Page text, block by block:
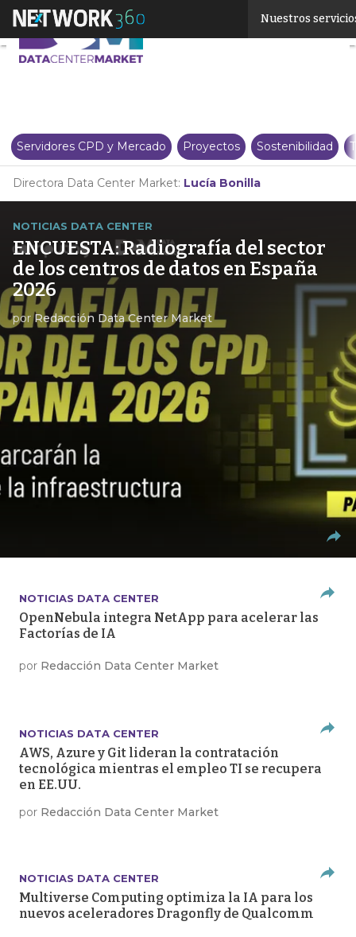
Nuestros
Servidores CPD y Mercado Proyectos Sostenibilidad
Directora Data Center Market: Lucía Bonilla
NOTICIAS DATA CENTER
ENCUESTA: Radiografía del sector
de los centros de datos en España
2026
porRedacción Data Center Market
NOTICIAS DATA CENTER
OpenNebula integra NetApp para acelerar las
Factorías de IA
por Redacción Data Center Market
NOTICIAS DATA CENTER
AWS, Azure y Git lideran la contratación
tecnológica mientras el empleo TI se recupera
en EE.UU.
por Redacción Data Center Market
NOTICIAS DATA CENTER
Multiverse Computing optimiza la IA para los
nuevos aceleradores Dragonfly de Qualcomm